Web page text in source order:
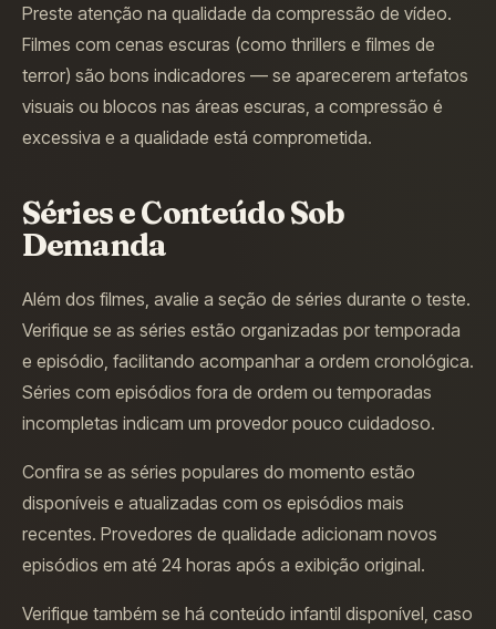
Preste atenção na qualidade da compressão de vídeo.
Filmes com cenas escuras (como thrillers e filmes de
terror) são bons indicadores — se aparecerem artefatos
visuais ou blocos nas áreas escuras, a compressão é
excessiva e a qualidade está comprometida.
Séries e Conteúdo Sob
Demanda
Além dos filmes, avalie a seção de séries durante o teste.
Verifique se as séries estão organizadas por temporada
e episódio, facilitando acompanhar a ordem cronológica.
Séries com episódios fora de ordem ou temporadas
incompletas indicam um provedor pouco cuidadoso.
Confira se as séries populares do momento estão
disponíveis e atualizadas com os episódios mais
recentes. Provedores de qualidade adicionam novos
episódios em até 24 horas após a exibição original.
Verifique também se há conteúdo infantil disponível, caso